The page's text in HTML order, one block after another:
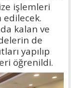
işlemleri
edilecek.
kalan ve
de
yapılıp
öğrenildi.